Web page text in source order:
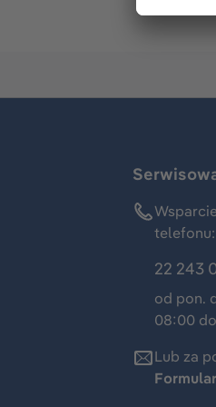
telefonu:
22 243
od pon.
08:00
Lub za